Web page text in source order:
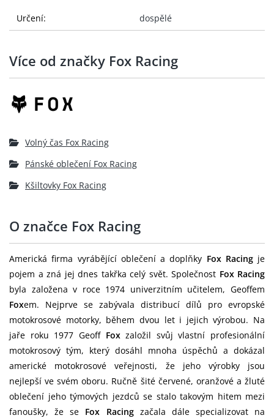
Určení: dospělé
Více od značky Fox Racing
Volný čas Fox Racing
Pánské oblečení Fox Racing
Kšiltovky Fox Racing
O značce Fox Racing
Americká firma vyrábějící oblečení a doplňky Fox Racingje
pojem a zná jej dnes takřka celý svět. Společnost Fox Racing
byla založena v roce 1974 univerzitním učitelem, Geoffem
Foxem. Nejprve se zabývala distribucí dílů pro evropské
motokrosové motorky, během dvou let i jejich výrobou. Na
jaře roku 1977 Geoff Foxzaložil svůj vlastní profesionální
motokrosový tým, který dosáhl mnoha úspěchů a dokázal
americké motokrosové veřejnosti, že jeho výrobky jsou
nejlepší ve svém oboru. Ručně šité červené, oranžové a žluté
oblečení jeho týmových jezdců se stalo takovým hitem mezi
fanoušky, že se Fox Racingzačala dále specializovat na